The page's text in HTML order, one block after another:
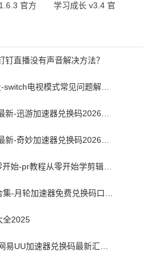
官方
学习成长 v3.4 官
直播没有声音解决方法？
switch电视模式怎么调节音量-switch电视模式常见问题解决方案
pr视频剪辑教程新手入门从零开始-pr教程从零开始学剪辑全集免费
全2025